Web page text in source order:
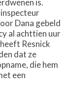
Dana gebeld
al achttien uur
Resnick
dat ze
die hem
een